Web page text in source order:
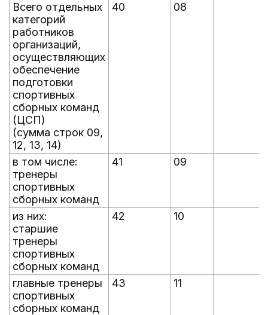
Всего отдельных
категорий
работников
организаций,
осуществляющих
обеспечение
подготовки
спортивных
сборных команд
(ЦСП)
(сумма строк 09,
12, 13, 14)
40 08
в том числе:
тренеры
спортивных
сборных команд
41 09
из них:
старшие
тренеры
спортивных
сборных команд
42 10
главные тренеры
спортивных
сборных команд
43 11